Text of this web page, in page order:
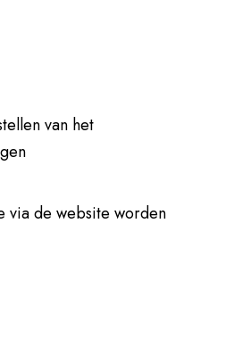
van het
via de website worden